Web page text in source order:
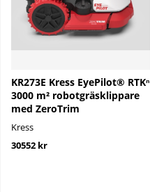
KR273E Kress EyePilot® RTKⁿ
3000 m² robotgräsklippare
med ZeroTrim
Kress
30552 kr